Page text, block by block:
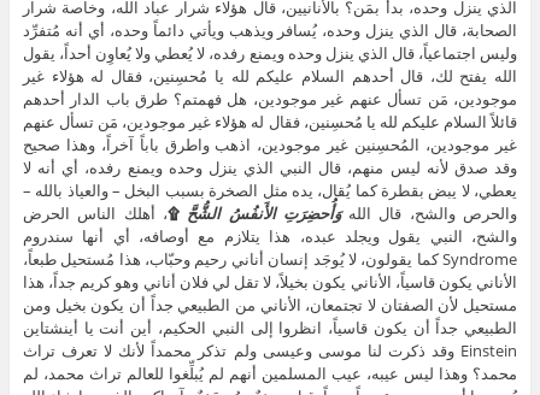
الذي ينزل وحده، بدأ بمَن؟ بالأنانيين، قال هؤلاء شرار عباد الله، وخاصة شرار
الصحابة، قال الذي ينزل وحده، يُسافر ويذهب ويأتي دائماً وحده، أي أنه مُتفرِّد
وليس اجتماعياً، قال الذي ينزل وحده ويمنع رفده، لا يُعطي ولا يُعاوِن أحداً، يقول
الله يفتح لك، قال أحدهم السلام عليكم لله يا مُحسِنين، فقال له هؤلاء غير
موجودين، مَن تسأل عنهم غير موجودين، هل فهمتم؟ طرق باب الدار أحدهم
قائلاً السلام عليكم لله يا مُحسِنين، فقال له هؤلاء غير موجودين، مَن تسأل عنهم
غير موجودين، المُحسِنين غير موجودين، اذهب واطرق باباً آخراً، وهذا صحيح
وقد صدق لأنه ليس منهم، قال النبي الذي ينزل وحده ويمنع رفده، أي أنه لا
يعطي، لا يبض بقطرة كما يُقال، يده مثل الصخرة بسبب البخل – والعياذ بالله –
والحرص والشح، قال اللهوَأُحضِرَتِ الأَنفُسُ الشُّحَّ۩، أهلك الناس الحرض
والشح، النبي يقول ويجلد عبده، هذا يتلازم مع أوصافه، أي أنها سندروم
Syndrome كما يقولون، لا يُوجَد إنسان أناني رحيم وحبّاب، هذا مُستحيل طبعاً،
الأناني يكون قاسياً، الأناني يكون بخيلاً، لا تقل لي فلان أناني وهو كريم جداً، هذا
مستحيل لأن الصفتان لا تجتمعان، الأناني من الطبيعي جداً أن يكون بخيل ومن
الطبيعي جداً أن يكون قاسياً، انظروا إلى النبي الحكيم، أين أنت يا أينشتاين
Einstein وقد ذكرت لنا موسى وعيسى ولم تذكر محمداً لأنك لا تعرف تراث
محمد؟ وهذا ليس عيبه، عيب المسلمين أنهم لم يُبلِّغوا للعالم تراث محمد، لم